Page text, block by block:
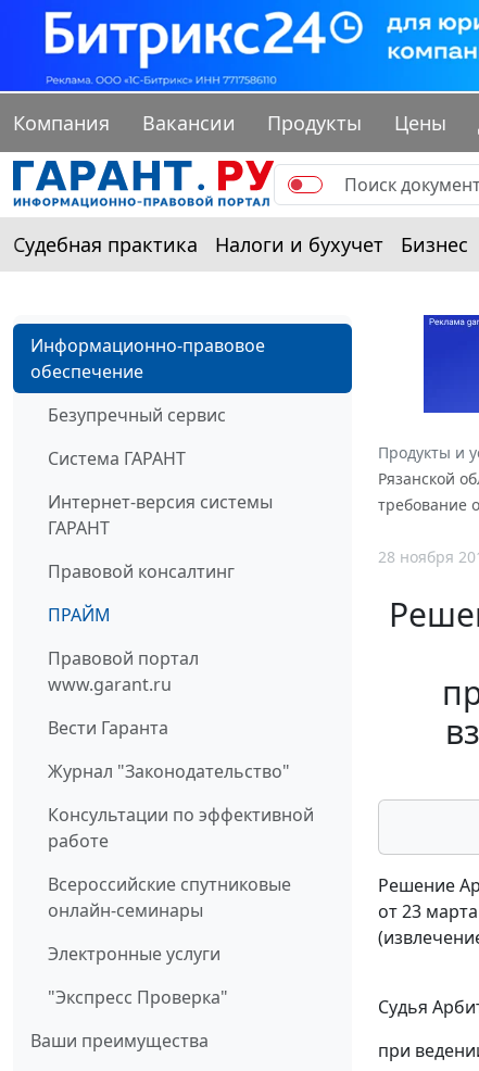
Компания Вакансии Продукты Цены
Судебная практика Налоги и бухучет Бизнес
Информационно-правовое
обеспечение
Безупречный сервис
Система ГАРАНТ
Интернет-версия системы
ГАРАНТ
Правовой консалтинг
ПРАЙМ
Правовой портал
www.garant.ru
Вести Гаранта
Журнал "Законодательство"
Консультации по эффективной
работе
Всероссийские спутниковые
онлайн-семинары
Электронные услуги
"Экспресс Проверка"
Ваши преимущества
Продукты и
Рязанской
требование
28 ноября
Решение
от 23
Судья
при